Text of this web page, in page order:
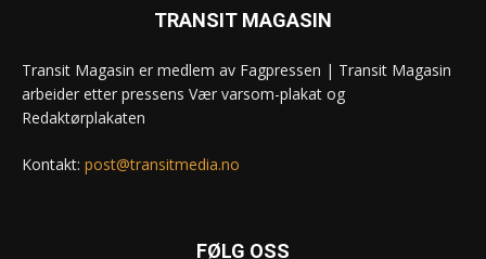
TRANSIT MAGASIN
Transit Magasin er medlem av Fagpressen | Transit Magasin
arbeider etter pressens Vær varsom-plakat og
Redaktørplakaten
Kontakt: post@transitmedia.no
FØLG OSS